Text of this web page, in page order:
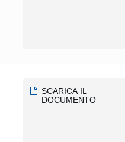
SCARICA IL
DOCUMENTO